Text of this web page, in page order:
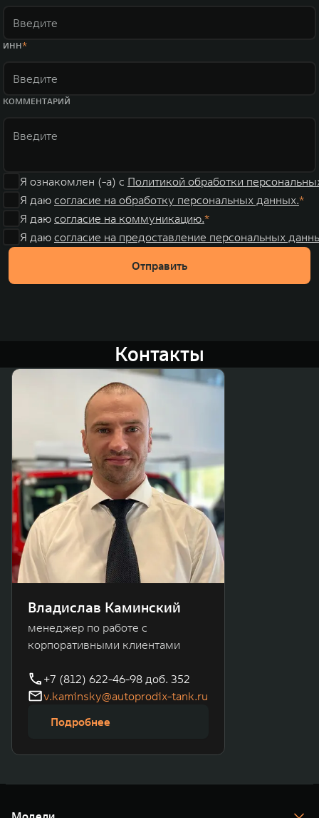
ИНН
КОММЕНТАРИЙ
Я ознакомлен (-а) с Политикой обработки
Я даю согласие на обработку персональных данных.
Я даю согласие на коммуникацию.
Я даю согласие на предоставление персональных
Отправить
Контакты
Владислав Каминский
менеджер по работе с
корпоративными клиентами
+7 (812) 622-46-98 доб. 352
v.kaminsky@autoprodix-tank.ru
Подробнее